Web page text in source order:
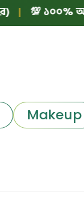
| 💯 ১০০%
Makeup